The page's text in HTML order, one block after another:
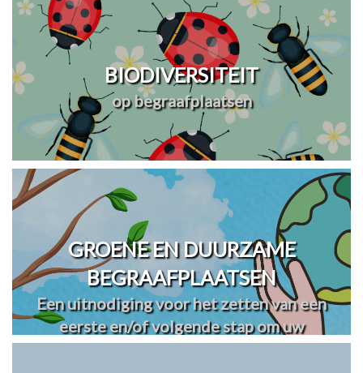
BIODIVERSITEIT
op begraafplaatsen
GROENE EN DUURZAME
BEGRAAFPLAATSEN
Een uitnodiging voor het zetten van een
eerste en/of volgende stap om uw
begraafplaats(en) te vergroenen en